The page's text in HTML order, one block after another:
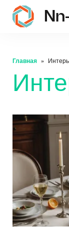
Главная